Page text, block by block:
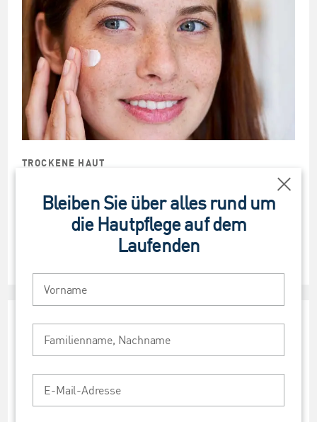
TROCKENE HAUT
Die richtige Pflege für trockene Haut im
Gesicht
Trockene Gesichtshaut kann viele Ursachen und
unterschiedliche Ausprägungen haben. Erfahre hier,
Bleiben Sie über alles rund um
die Hautpflege auf dem
Laufenden